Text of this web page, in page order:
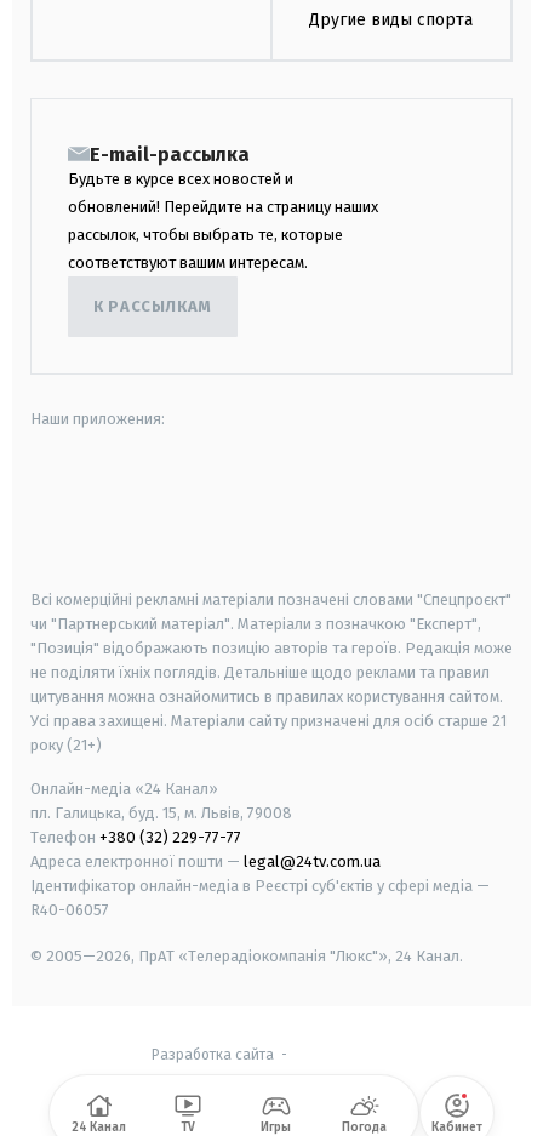
Другие виды спорта
E-mail-рассылка
Будьте в курсе всех новостей и
обновлений! Перейдите на страницу наших
рассылок, чтобы выбрать те, которые
соответствуют вашим интересам.
К РАССЫЛКАМ
Наши приложения:
Всі комерційні рекламні матеріали позначені словами "Спецпроєкт"
чи "Партнерський матеріал". Матеріали з позначкою "Експерт",
"Позиція" відображають позицію авторів та героїв. Редакція може
не поділяти їхніх поглядів. Детальніше щодо реклами та правил
цитування можна ознайомитись в правилах користування сайтом.
Усі права захищені. Матеріали сайту призначені для осіб старше 21
року (21+)
Онлайн-медіа «24 Канал»
пл. Галицька, буд. 15, м. Львів, 79008
Телефон +380 (32) 229-77-77
Адреса електронної пошти — legal@24tv.com.ua
Ідентифікатор онлайн-медіа в Реєстрі суб'єктів у сфері медіа —
R40-06057
© 2005—2026, ПрАТ «Телерадіокомпанія "Люкс"», 24 Канал.
Разработка сайта -
24 Канал TV Игры Погода Кабинет